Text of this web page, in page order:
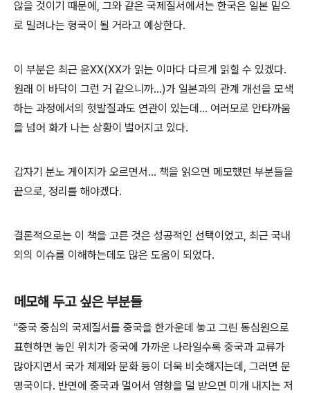
않을 것이기 때문에, 그와 같은 국제질서에서는 한국은 일본 밑으
로 밀려나는 형국이 될 거라고 예상한다.
이 부분은 최근 윤XX(XX가 읽는 이마다 다르게 읽힐 수 있겠다.
원래 이 바닥이 그런 거 같으니까...)가 일본과의 관계 개선을 모색
하는 과정에서의 헛발질과도 연관이 있는데... 여러모로 안타까움
을 넘어 화가 나는 상황이 벌어지고 있다.
갑자기 분노 게이지가 오르면서... 책을 읽으면 메모했던 부분들을
끝으로, 정리를 해야겠다.
결론적으로는 이 책을 고른 것은 성공적인 선택이었고, 최근 국내
외의 이슈를 이해하는데도 많은 도움이 되었다.
메모해 두고 싶은 부분들
"중국 중심의 국제질서를 중국을 한가운데 놓고 그린 동심원으로
표현하면 놓인 위치가 중국에 가까운 나라일수록 중국과 교류가
많아지면서 국가 체제와 문화 등이 더욱 비슷해지는데, 그러면 문
명국이다. 반면에 중국과 멀어서 영향을 덜 받으면 미개 내지는 저